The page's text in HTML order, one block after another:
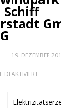
Schiff
19. DEZEMBER
DEAKTIVIERTFÜR